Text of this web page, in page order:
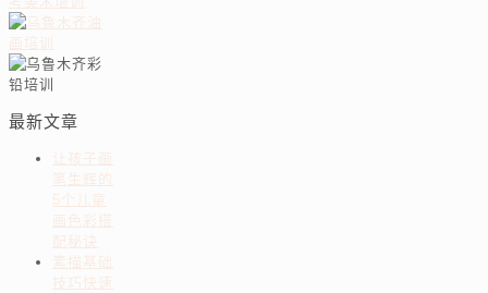
最新文章
让孩子画
笔生辉的
5个儿童
画色彩搭
配秘诀
素描基础
技巧快速